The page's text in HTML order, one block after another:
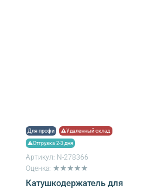
Для профи ⚠Удаленный склад
⚠Отгрузка 2-3 дня
Артикул: N-278366
Оценка: ★★★★★
Катушкодержатель для